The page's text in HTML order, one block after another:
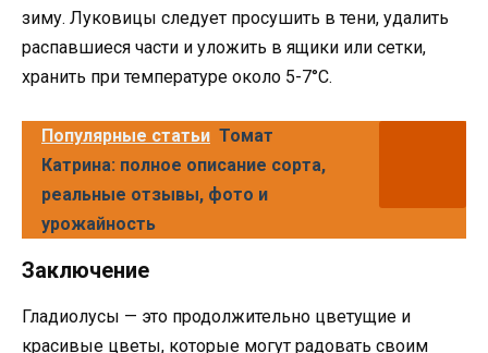
зиму. Луковицы следует просушить в тени, удалить
распавшиеся части и уложить в ящики или сетки,
хранить при температуре около 5-7°C.
Популярные статьи Томат
Катрина: полное описание сорта,
реальные отзывы, фото и
урожайность
Заключение
Гладиолусы — это продолжительно цветущие и
красивые цветы, которые могут радовать своим